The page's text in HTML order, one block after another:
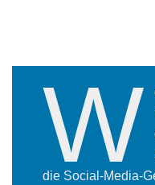
W
die Social-Media-